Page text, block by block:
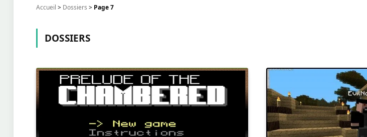
Accueil > Dossiers > Page 7
DOSSIERS